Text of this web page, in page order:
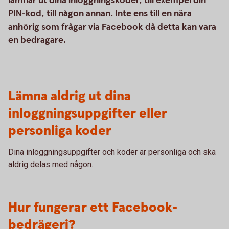
PIN-kod, till någon annan. Inte ens till en nära
anhörig som frågar via Facebook då detta kan vara
en bedragare.
Lämna aldrig ut dina
inloggningsuppgifter eller
personliga koder
Dina inloggningsuppgifter och koder är personliga och ska
aldrig delas med någon.
Hur fungerar ett Facebook-
bedrägeri?